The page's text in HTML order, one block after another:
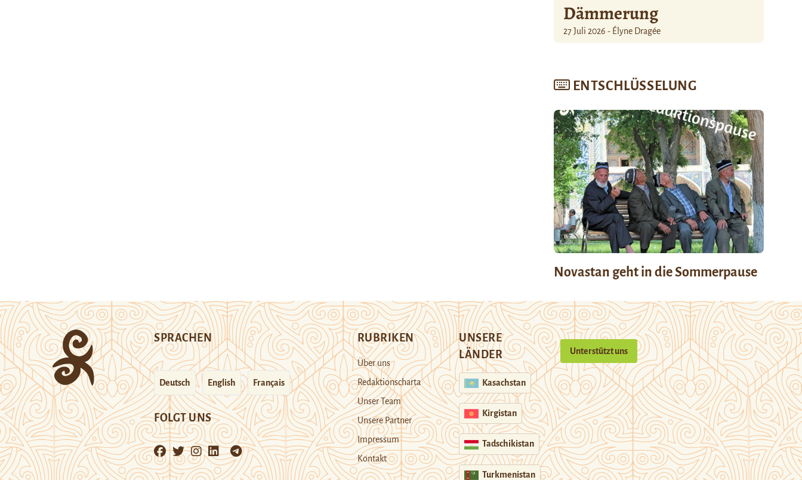
Dämmerung
27 Juli 2026 - Élyne Dragée
ENTSCHLÜSSELUNG
Novastan geht in die Sommerpause
SPRACHEN
Deutsch English Français
FOLGT UNS
RUBRIKEN
Über uns
Redaktionscharta
Unser Team
Unsere Partner
Impressum
Kontakt
UNSERE
LÄNDER
Kasachstan
Kirgistan
Tadschikistan
Turkmenistan
Unterstützt uns